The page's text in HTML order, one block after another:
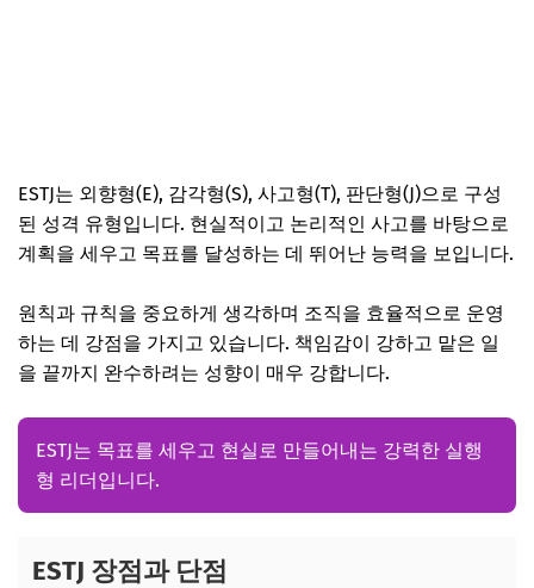
ESTJ는 외향형(E), 감각형(S), 사고형(T), 판단형(J)으로 구성
된 성격 유형입니다. 현실적이고 논리적인 사고를 바탕으로
계획을 세우고 목표를 달성하는 데 뛰어난 능력을 보입니다.
원칙과 규칙을 중요하게 생각하며 조직을 효율적으로 운영
하는 데 강점을 가지고 있습니다. 책임감이 강하고 맡은 일
을 끝까지 완수하려는 성향이 매우 강합니다.
ESTJ는 목표를 세우고 현실로 만들어내는 강력한 실행
형 리더입니다.
ESTJ 장점과 단점